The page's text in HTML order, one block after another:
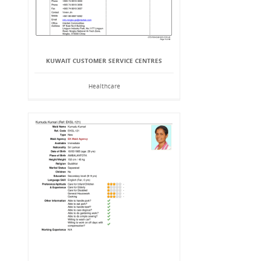
KUWAIT CUSTOMER SERVICE CENTRES
Healthcare